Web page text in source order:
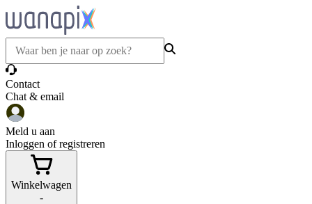
Contact
Chat & email
Meld u aan
Inloggen of registreren
Winkelwagen
-